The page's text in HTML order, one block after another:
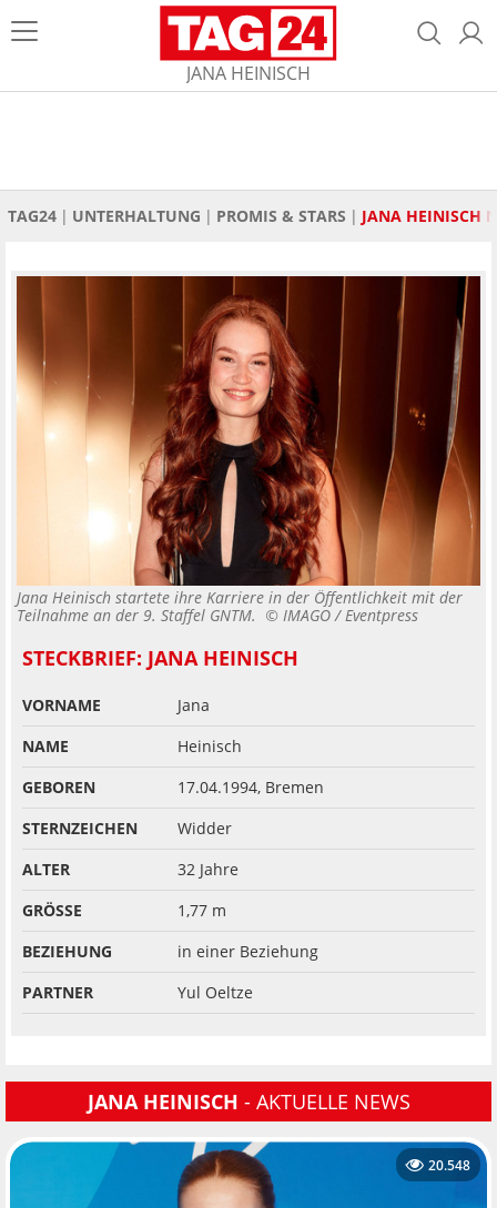
JANA HEINISCH
TAG24 UNTERHALTUNG PROMIS & STARS JANA HEINISCH
STECKBRIEF: JANA HEINISCH
VORNAME
Jana
NAME
Heinisch
GEBOREN
17.04.1994, Bremen
STERNZEICHEN
Widder
ALTER
32 Jahre
GRÖSSE
1,77 m
BEZIEHUNG
in einer Beziehung
PARTNER
Yul Oeltze
Jana Heinisch startete ihre Karriere in der Öffentlichkeit mit der
Teilnahme an der 9. Staffel GNTM. © IMAGO / Eventpress
JANA HEINISCH - AKTUELLE NEWS
20.548